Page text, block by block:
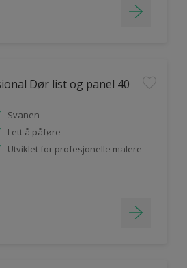
Dør list og panel 40
Svanen
Lett å påføre
Utviklet for profesjonelle malere